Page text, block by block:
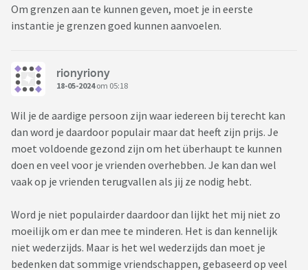
Om grenzen aan te kunnen geven, moet je in eerste
instantie je grenzen goed kunnen aanvoelen.
rionyriony
18-05-2024om 05:18
Wil je de aardige persoon zijn waar iedereen bij terecht kan
dan word je daardoor populair maar dat heeft zijn prijs. Je
moet voldoende gezond zijn om het überhaupt te kunnen
doen en veel voor je vrienden overhebben. Je kan dan wel
vaak op je vrienden terugvallen als jij ze nodig hebt.
Word je niet populairder daardoor dan lijkt het mij niet zo
moeilijk om er dan mee te minderen. Het is dan kennelijk
niet wederzijds. Maar is het wel wederzijds dan moet je
bedenken dat sommige vriendschappen, gebaseerd op veel